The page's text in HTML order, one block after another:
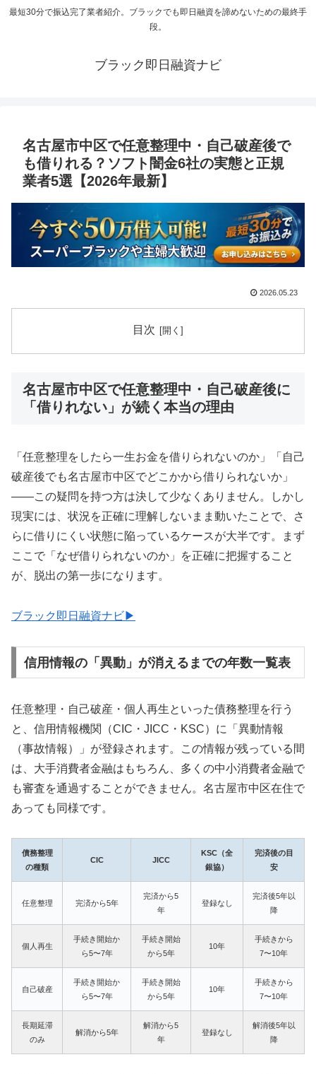
最短30分で振込完了業者紹介。ブラックでも即日融資を諦めないための最終手
段。
ブラック即日融資ナビ
名古屋市中区で任意整理中・自己破産後で
も借りれる？ソフト闇金6社の実態と正規
業者5選【2026年最新】
2026.05.23
目次
名古屋市中区で任意整理中・自己破産後に
「借りれない」が続く本当の理由
「任意整理をしたら一生お金を借りられないのか」「自己
破産後でも名古屋市中区でどこかから借りられないか」
——この疑問を持つ方は決して少なくありません。しかし
現実には、状況を正確に理解しないまま動いたことで、さ
らに借りにくい状態に陥っているケースが大半です。まず
ここで「なぜ借りられないのか」を正確に把握すること
が、脱出の第一歩になります。
ブラック即日融資ナビ▶
信用情報の「異動」が消えるまでの年数一覧表
任意整理・自己破産・個人再生といった債務整理を行う
と、信用情報機関（CIC・JICC・KSC）に「異動情報
（事故情報）」が登録されます。この情報が残っている間
は、大手消費者金融はもちろん、多くの中小消費者金融で
も審査を通過することができません。名古屋市中区在住で
あっても同様です。
債務整理
の種類
CIC JICC
KSC（全
銀協）
完済後の目
安
任意整理 完済から5年
完済から5
年
登録なし
完済後5年以
降
個人再生
手続き開始か
ら5〜7年
手続き開始
から5年
10年
手続きから
7〜10年
自己破産
手続き開始か
ら5〜7年
手続き開始
から5年
10年
手続きから
7〜10年
長期延滞
のみ
解消から5年
解消から5
年
登録なし
解消後5年以
降